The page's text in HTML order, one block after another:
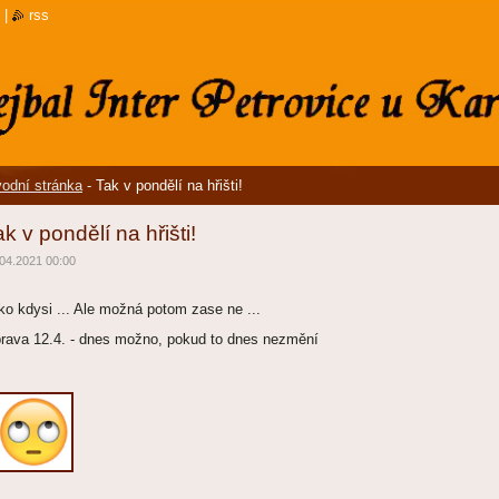
stránka - Tak v pondělí na hřišti!
v pondělí na hřišti!
00:00
kdysi ... Ale možná potom zase ne ...
12.4. - dnes možno, pokud to dnes
rss